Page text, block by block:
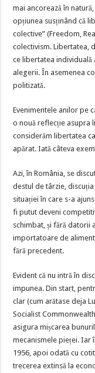
mai ancorează în
opțiunea susținând că
colective” (Freedom,
colectivism. Libertatea,
ce libertatea
alegerii. În asemenea
politizată.
Evenimentele anilor pe
o nouă reflecție asupra
considerăm libertatea
apărat. Iată câteva
Azi, în România, se
destul de târzie,
situației în care s-a
fi putut deveni
schimbat, și fără datorii
importatoare de
fără precedent.
Evident că nu intră în
impunea. Din start,
clar (cum arătase deja
Socialist
asigura mișcarea
mecanismele pieței. Iar
1956, apoi odată cu
trecerea extinsă la